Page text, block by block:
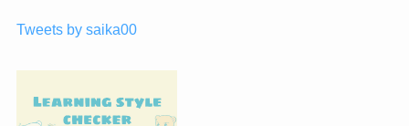
Tweets by saika00